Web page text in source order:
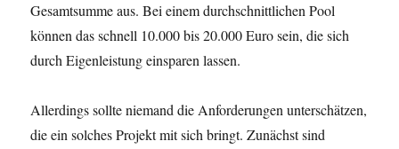
Gesamtsumme aus. Bei einem durchschnittlichen Pool
können das schnell 10.000 bis 20.000 Euro sein, die sich
durch Eigenleistung einsparen lassen.
Allerdings sollte niemand die Anforderungen unterschätzen,
die ein solches Projekt mit sich bringt. Zunächst sind